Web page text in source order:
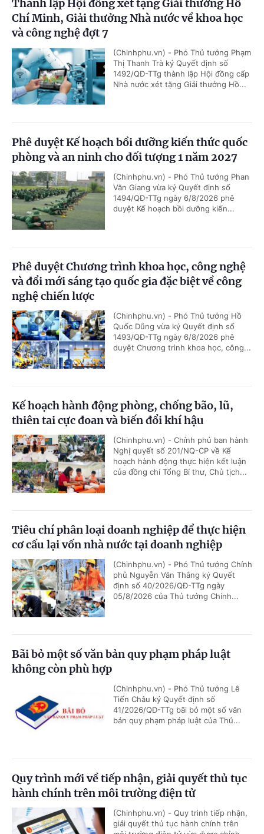
Thành lập Hội đồng xét tặng Giải thưởng Hồ
Chí Minh, Giải thưởng Nhà nước về khoa học
và công nghệ đợt 7
(Chinhphu.vn) - Phó Thủ tướng Phạm
Thị Thanh Trà ký Quyết định số
1492/QĐ-TTg thành lập Hội đồng cấp
Nhà nước xét tặng Giải thưởng Hồ...
Phê duyệt Kế hoạch bồi dưỡng kiến thức quốc
phòng và an ninh cho đối tượng 1 năm 2027
(Chinhphu.vn) - Phó Thủ tướng Phan
Văn Giang vừa ký Quyết định số
1494/QĐ-TTg ngày 6/8/2026 phê
duyệt Kế hoạch bồi dưỡng kiến...
Phê duyệt Chương trình khoa học, công nghệ
và đổi mới sáng tạo quốc gia đặc biệt về công
nghệ chiến lược
(Chinhphu.vn) - Phó Thủ tướng Hồ
Quốc Dũng vừa ký Quyết định số
1493/QĐ-TTg ngày 6/8/2026 phê
duyệt Chương trình khoa học, công...
Kế hoạch hành động phòng, chống bão, lũ,
thiên tai cực đoan và biến đổi khí hậu
(Chinhphu.vn) - Chính phủ ban hành
Nghị quyết số 201/NQ-CP về Kế
hoạch hành động thực hiện kết luận
của đồng chí Tổng Bí thư, Chủ tịch...
Tiêu chí phân loại doanh nghiệp để thực hiện
cơ cấu lại vốn nhà nước tại doanh nghiệp
(Chinhphu.vn) - Phó Thủ tướng Chính
phủ Nguyễn Văn Thắng ký Quyết
định số 40/2026/QĐ-TTg ngày
05/8/2026 của Thủ tướng Chính...
Bãi bỏ một số văn bản quy phạm pháp luật
không còn phù hợp
(Chinhphu.vn) - Phó Thủ tướng Lê
Tiến Châu ký Quyết định số
41/2026/QĐ-TTg bãi bỏ một số văn
bản quy phạm pháp luật của Thủ...
Quy trình mới về tiếp nhận, giải quyết thủ tục
hành chính trên môi trường điện tử
(Chinhphu.vn) - Quy trình tiếp nhận,
giải quyết thủ tục hành chính trên